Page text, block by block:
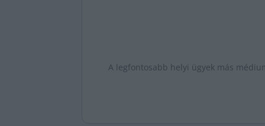
A legfontosabb helyi ügyek más